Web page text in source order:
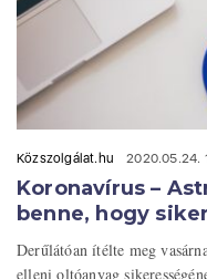
Közszolgálat.hu 2020.05.24.
Koronavírus –
benne, hogy
Derűlátóan ítélte meg
elleni oltóanyag